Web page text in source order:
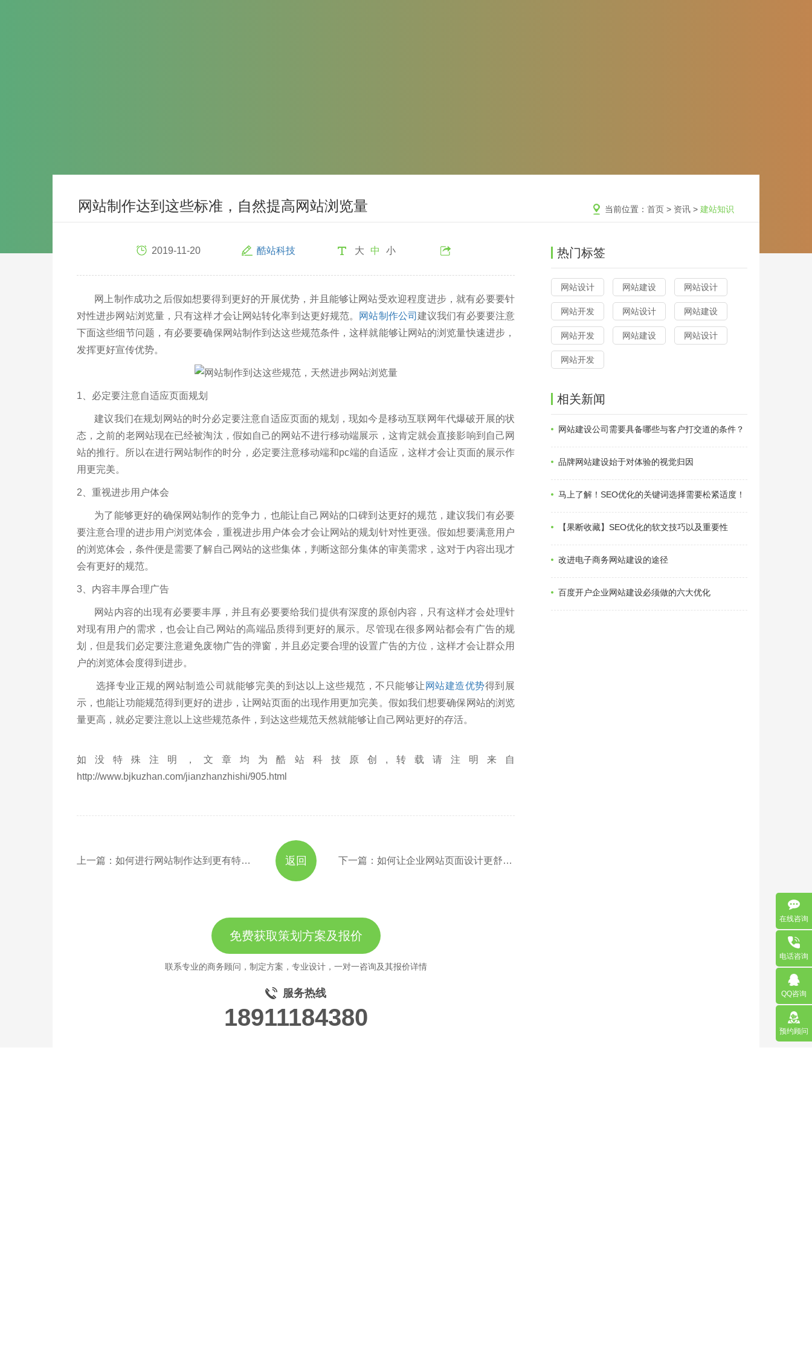
当前位置：首页 > 资讯 >建站知识
网站制作达到这些标准，自然提高网站浏览量
2019-11-20 酷站科技 大 中 小
网上制作成功之后假如想要得到更好的开展优势，并且能够让网站受欢迎程度进步，就有必要要针
对性进步网站浏览量，只有这样才会让网站转化率到达更好规范。
网站制作公司 建议我们有必要要注意
下面这些细节问题，有必要要确保网站制作到达这些规范条件，这样就能够让网站的浏览量快速进步，
发挥更好宣传优势。
1、必定要注意自适应页面规划
建议我们在规划网站的时分必定要注意自适应页面的规划，现如今是移动互联网年代爆破开展的状
态，之前的老网站现在已经被淘汰，假如自己的网站不进行移动端展示，这肯定就会直接影响到自己网
站的推行。所以在进行网站制作的时分，必定要注意移动端和pc端的自适应，这样才会让页面的展示作
用更完美。
2、重视进步用户体会
为了能够更好的确保网站制作的竞争力，也能让自己网站的口碑到达更好的规范，建议我们有必要
要注意合理的进步用户浏览体会，重视进步用户体会才会让网站的规划针对性更强。假如想要满意用户
的浏览体会，条件便是需要了解自己网站的这些集体，判断这部分集体的审美需求，这对于内容出现才
会有更好的规范。
3、内容丰厚合理广告
网站内容的出现有必要要丰厚，并且有必要要给我们提供有深度的原创内容，只有这样才会处理针
对现有用户的需求，也会让自己网站的高端品质得到更好的展示。尽管现在很多网站都会有广告的规
划，但是我们必定要注意避免废物广告的弹窗，并且必定要合理的设置广告的方位，这样才会让群众用
户的浏览体会度得到进步。
选择专业正规的网站制造公司就能够完美的到达以上这些规范，不只能够让 网站建造优势得到展
示，也能让功能规范得到更好的进步，让网站页面的出现作用更加完美。假如我们想要确保网站的浏览
量更高，就必定要注意以上这些规范条件，到达这些规范天然就能够让自己网站更好的存活。
如没特殊注明，文章均为酷站科技原创,转载请注明来自
http://www.bjkuzhan.com/jianzhanzhishi/905.html
上一篇：如何进行网站制作达到更有特色标准 下一篇：如何让企业网站页面设计更舒服？
返回
免费获取策划方案及报价
联系专业的商务顾问，制定方案，专业设计，一对一咨询及其报价详情
服务热线
18911184380
热门标签
网站设计 网站建设 网站设计
网站开发 网站设计 网站建设
网站开发 网站建设 网站设计
网站开发
相关新闻
网站建设公司需要具备哪些与客户打交道的条件？
品牌网站建设始于对体验的视觉归因
马上了解！SEO优化的关键词选择需要松紧适度！
【果断收藏】SEO优化的软文技巧以及重要性
改进电子商务网站建设的途径
百度开户企业网站建设必须做的六大优化
在线咨询
电话咨询
QQ咨询
预约顾问